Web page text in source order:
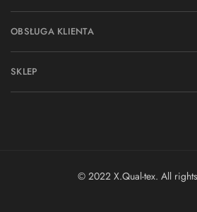
OBSŁUGA KLIENTA
SKLEP
© 2022 X.Qual-tex. All